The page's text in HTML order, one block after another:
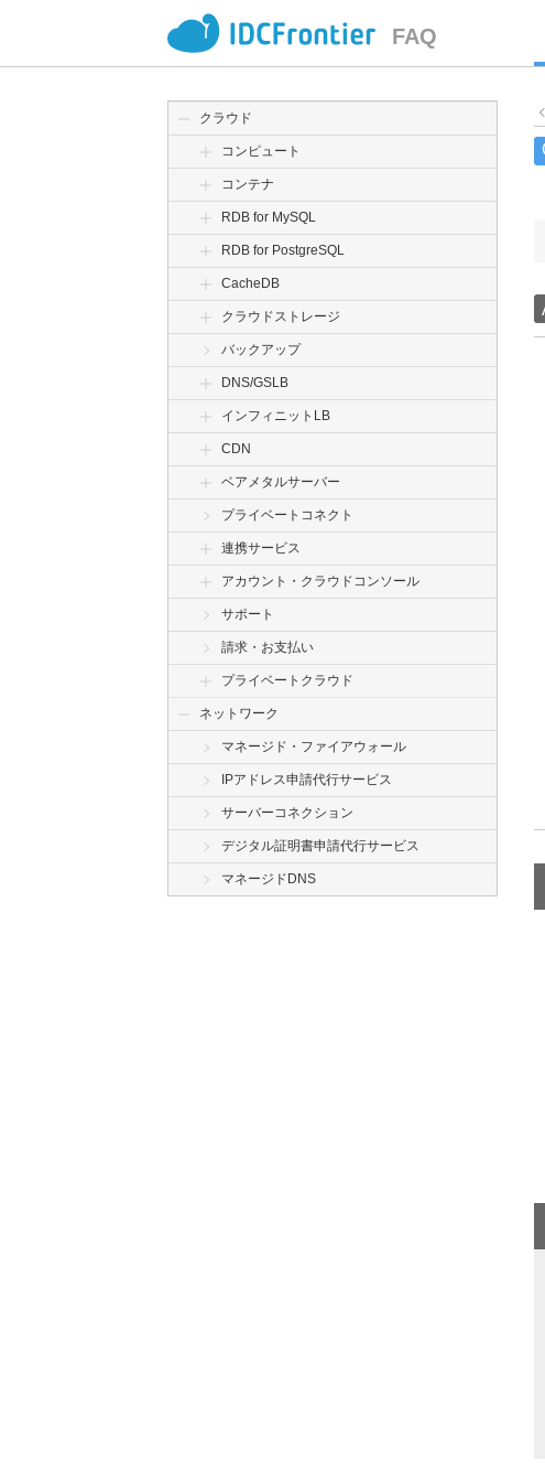
FAQ
クラウド
コンピュート
コンテナ
RDB for MySQL
RDB for PostgreSQL
CacheDB
クラウドストレージ
バックアップ
DNS/GSLB
インフィニットLB
CDN
ベアメタルサーバー
プライベートコネクト
連携サービス
アカウント・クラウドコンソール
サポート
請求・お支払い
プライベートクラウド
ネットワーク
マネージド・ファイアウォール
IPアドレス申請代行サービス
サーバーコネクション
デジタル証明書申請代行サービス
マネージドDNS